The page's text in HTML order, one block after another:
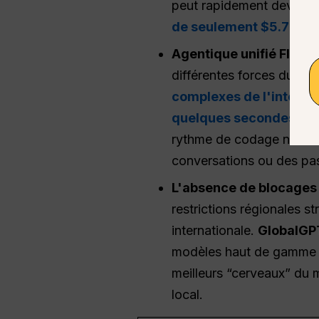
peut rapidement devenir
de seulement $5.75
,
Agentique unifié Flux
différentes forces du
complexes de
quelques secondes
,
rythme de codage
conversations ou des
L'absence de
restrictions régionales
internationale.
modèles haut de
meilleurs “cerveaux”
local.